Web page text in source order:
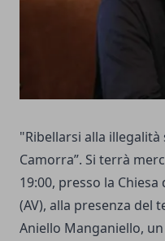
"Ribellarsi alla
Camorra”. Si terrà
19:00, presso la
(AV), alla presenza del
Aniello Manganiello,